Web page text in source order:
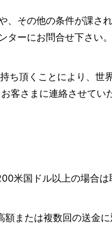
、その他の条件が課さ
ターにお問合せ下さい
ち頂くことにより、世
客さまに連絡させてい
米国ドル以上の場合
または複数回の送金